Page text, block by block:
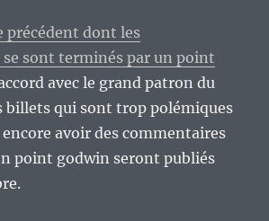
précédent dont les
sont terminés par un point
avec le grand patron du
billets qui sont trop polémiques
avoir des commentaires
point godwin seront publiés